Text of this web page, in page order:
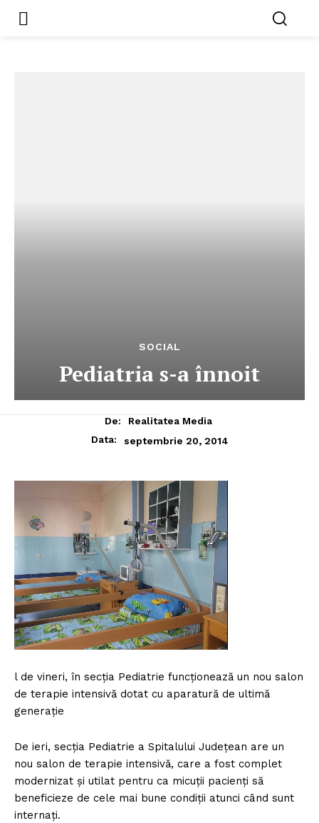
SOCIAL
Pediatria s-a înnoit
De:
Realitatea Media
Data:
septembrie 20, 2014
l de vineri, în secţia Pediatrie funcţionează un nou salon
de terapie intensivă dotat cu aparatură de ultimă
generaţie
De ieri, secţia Pediatrie a Spitalului Judeţean are un
nou salon de terapie intensivă, care a fost complet
modernizat şi utilat pentru ca micuţii pacienţi să
beneficieze de cele mai bune condiţii atunci când sunt
internaţi.